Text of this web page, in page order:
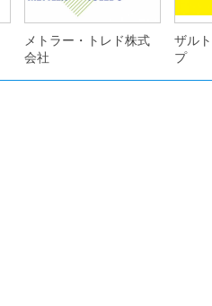
メトラー・トレド株式
会社
ザル
プ